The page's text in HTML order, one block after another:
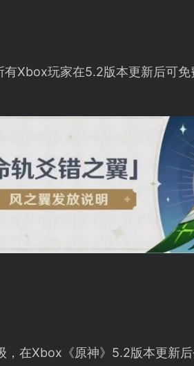
Xbox玩家在5.2版本更新后可免
，在Xbox《原神》5.2版本更新